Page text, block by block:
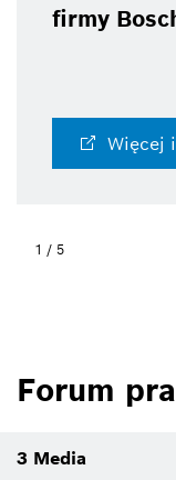
firmy
Więcej
1 / 5
Forum
3 Media